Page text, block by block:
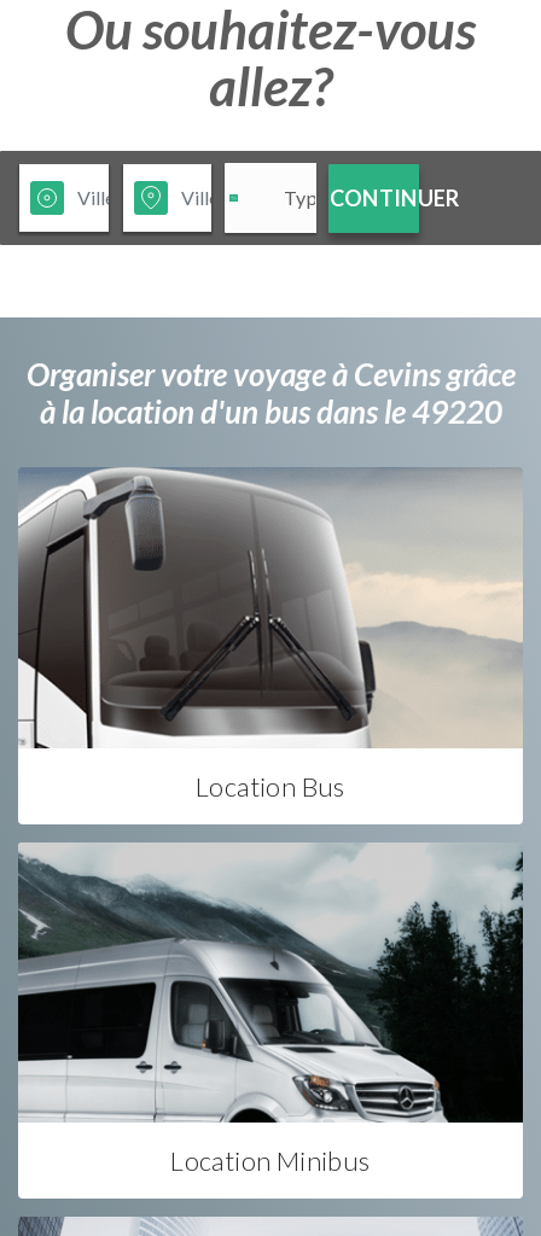
Ou souhaitez-vous
allez?
CONTINUER
Organiser votre voyage à Cevins grâce
à la location d'un bus dans le 49220
Location Bus
Location Minibus